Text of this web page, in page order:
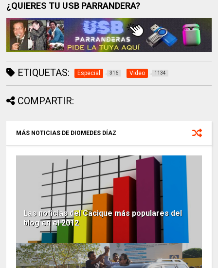
¿QUIERES TU USB PARRANDERA?
ETIQUETAS: Especial 316 Video 1134
COMPARTIR:
MÁS NOTICIAS DE DIOMEDES DÍAZ
Las noticias del Cacique más populares del
blog en el 2012